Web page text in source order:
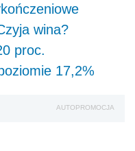
wina?
proc.
17,2%
AUTOPROMOCJA